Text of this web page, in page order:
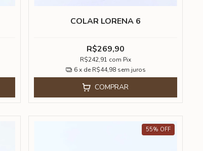
COLAR LORENA 6
R$269,90
R$242,91 com Pix
6 x de R$44,98 sem juros
COMPRAR
55% OFF